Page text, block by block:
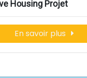
Housing Projet
En savoir plus